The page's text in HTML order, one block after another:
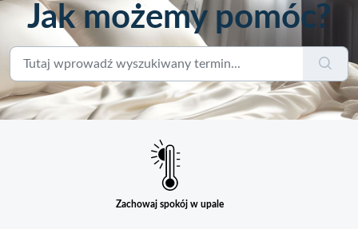
Jak możemy pomóc?
Zachowaj spokój w upale